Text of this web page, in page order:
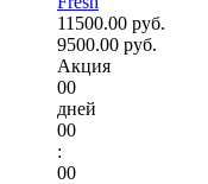
11500.00 руб.
9500.00 руб.
Акция
00
дней
00
:
00